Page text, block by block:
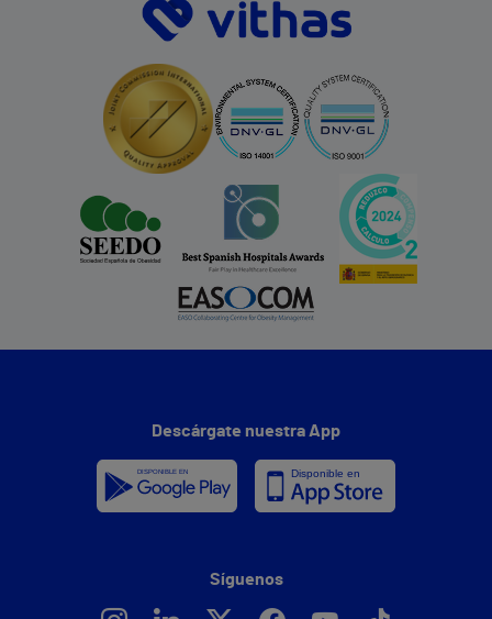
Descárgate nuestra App
Síguenos